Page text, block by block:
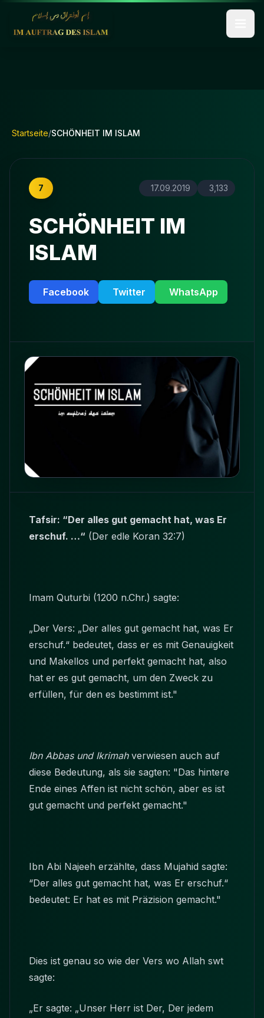
Startseite/SCHÖNHEIT IM ISLAM
7 17.09.2019 3,133
SCHÖNHEIT IM
ISLAM
Facebook Twitter WhatsApp
Tafsir: “Der alles gut gemacht hat, was Er
erschuf. …“ (Der edle Koran 32:7)
Imam Quturbi (1200 n.Chr.) sagte:
„Der Vers: „Der alles gut gemacht hat, was Er
erschuf.“ bedeutet, dass er es mit Genauigkeit
und Makellos und perfekt gemacht hat, also
hat er es gut gemacht, um den Zweck zu
erfüllen, für den es bestimmt ist."
Ibn Abbas und Ikrimahverwiesen auch auf
diese Bedeutung, als sie sagten: "Das hintere
Ende eines Affen ist nicht schön, aber es ist
gut gemacht und perfekt gemacht."
Ibn Abi Najeeh erzählte, dass Mujahid sagte:
“Der alles gut gemacht hat, was Er erschuf.“
bedeutet: Er hat es mit Präzision gemacht."
Dies ist genau so wie der Vers wo Allah swt
sagte:
„Er sagte: „Unser Herr ist Der, Der jedem